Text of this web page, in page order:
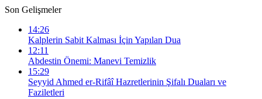
Son Gelişmeler
14:26
Kalplerin Sabit Kalması İçin Yapılan Dua
12:11
Abdestin Önemi: Manevi Temizlik
15:29
Seyyid Ahmed er-Rifâî Hazretlerinin Şifalı Duaları ve
Faziletleri